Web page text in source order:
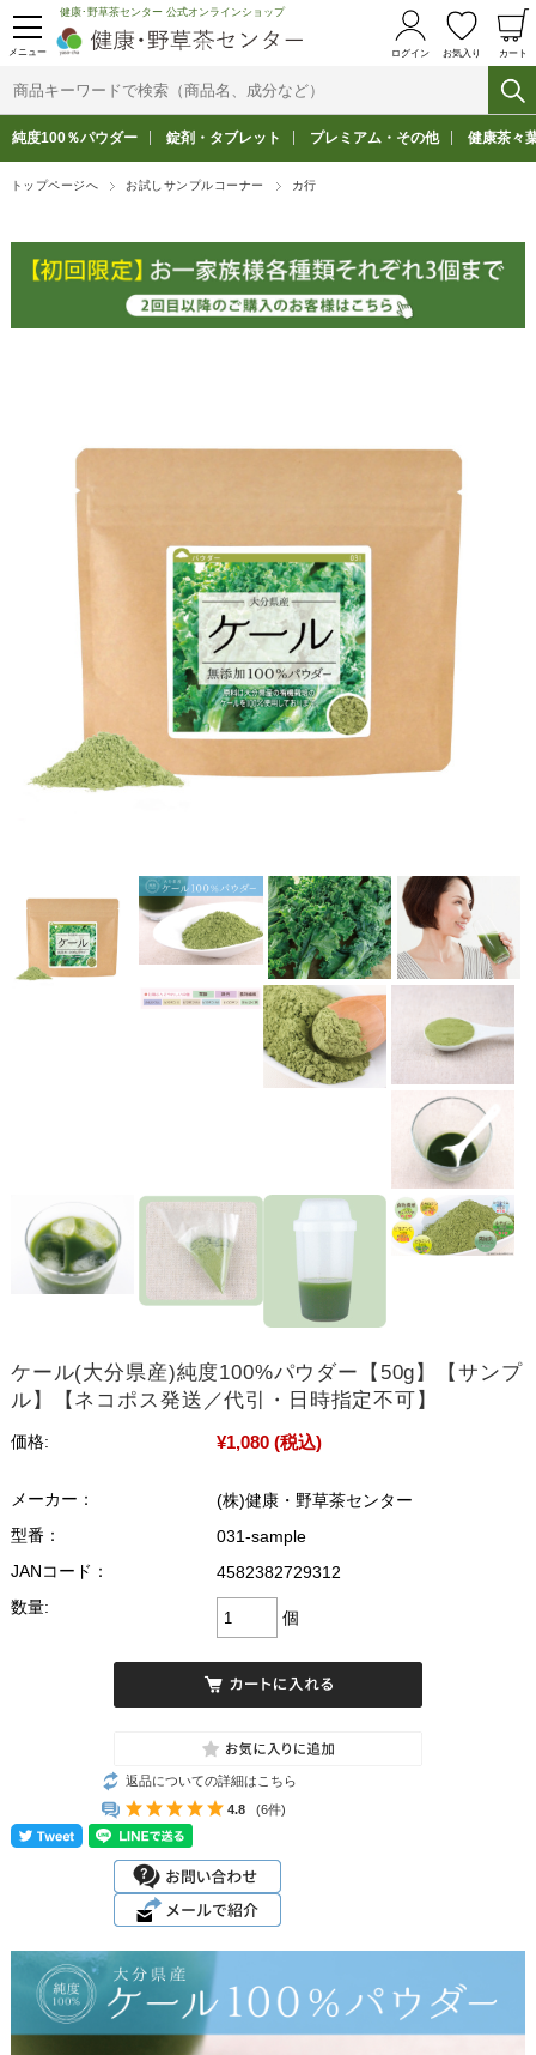
メニュー
健康･野草茶センター 公式オンラインショップ
ログイン お気入り カート
純度100％パウダー 錠剤・タブレット プレミアム・その他 健康茶々
トップページへ お試しサンプルコーナー カ行
ケール(大分県産)純度100%パウダー【50g】【サンプ
ル】【ネコポス発送／代引・日時指定不可】
価格: ¥1,080 (税込)
メーカー：
(株)健康・野草茶センター
型番：
031-sample
JANコード：
4582382729312
数量:
個
返品についての詳細はこちら
4.8
(6件)